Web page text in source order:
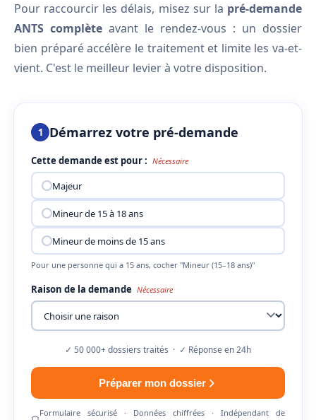
Pour raccourcir les délais, misez sur la pré-demande
ANTS complète avant le rendez-vous : un dossier
bien préparé accélère le traitement et limite les va-et-
vient. C'est le meilleur levier à votre disposition.
1 Démarrez votre pré-demande
Cette demande est pour : Nécessaire
Majeur
Mineur de 15 à 18 ans
Mineur de moins de 15 ans
Pour une personne qui a 15 ans, cocher "Mineur (15–18 ans)"
Raison de la demande Nécessaire
✓ 50 000+ dossiers traités · ✓ Réponse en 24h
Préparer mon dossier
Formulaire sécurisé · Données chiffrées · Indépendant de